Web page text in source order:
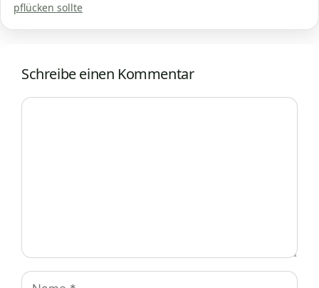
pflücken sollte
Schreibe einen Kommentar
Kommentar
Name